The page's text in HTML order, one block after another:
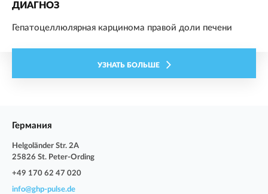
ДИАГНОЗ
Гепатоцеллюлярная карцинома правой доли печени
УЗНАТЬ БОЛЬШЕ
Германия
Helgoländer Str. 2A
25826 St. Peter-Ording
+49 170 62 47 020
info@ghp-pulse.de